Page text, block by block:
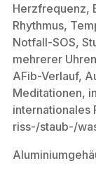
Herzfrequenz,
Rhythmus,
Notfall-SOS,
mehrerer
AFib-Verlauf,
Meditationen,
internationales
riss-/staub-/